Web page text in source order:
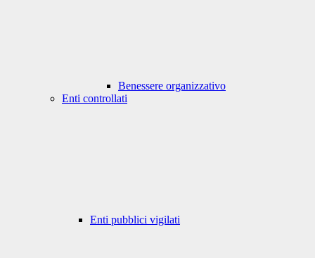
Benessere organizzativo
Enti controllati
Enti pubblici vigilati